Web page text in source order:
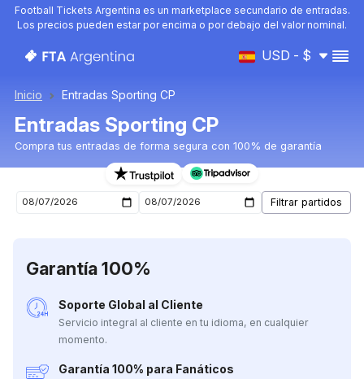
Football Tickets Argentina es un marketplace secundario de entradas.
Los precios pueden estar por encima o por debajo del valor nominal.
USD - $
Inicio Entradas Sporting CP
Entradas Sporting CP
Compra tus entradas de forma segura con 100% de garantía
Entradas para el próximo partido de Sporting CP
Garantía 100%
Soporte Global al Cliente
Servicio integral al cliente en tu idioma, en cualquier
momento.
Garantía 100% para Fanáticos